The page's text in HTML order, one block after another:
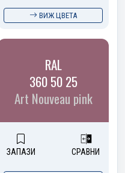
ВИЖ ЦВЕТА
RAL
360 50 25
Art Nouveau pink
ЗАПАЗИ СРАВНИ